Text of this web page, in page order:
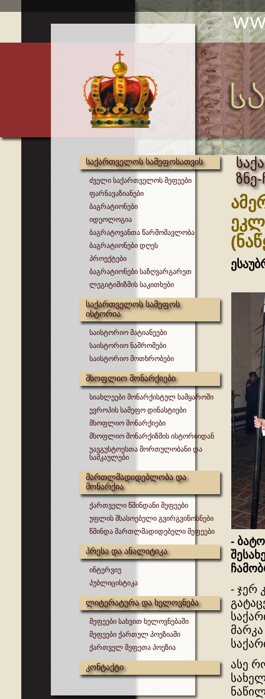
საქართველოს სამეფოსათვის
ძველი საქართველოს მეფეები
ფარნავაზიანები
ბაგრატიონები
იდეოლოგია
ბაგრატოვანთა წარმომავლობა
ბაგრატიონები დღეს
პროექტები
ბაგრატიონები საზღვარგარეთ
ლეგიტიმიზმის საკითხები
საქართველოს სამეფოს
ისტორია
საისტორიო მატიანეები
საისტორიო ნაშრომები
საისტორიო მოთხრობები
მსოფლიო მონარქიები
სიახლეები მონარქისტულ სამყაროში
ევროპის სამეფო დინასტიები
მსოფლიო მონარქიები
მსოფლიო მონარქიზმის ისტორიიდან
უავგუსტოესთა მორთულობანი და
სამკაულები
მართლმადიდებლობა და
მონარქია
ქართველი წმინდანი მეფეები
უფლის მსასოებელი გვირგვინოსნები
წმინდა მართლმადიდებელი მეფეები
პრესა და ანალიტიკა
ინტერვიუ
პუბლიცისტიკა
ლიტერატურა და ხელოვნება
მეფეები სახვით ხელოვნებაში
მეფეები ქართულ პოეზიაში
ქართველ მეფეთა პოეზია
კონტაქტი
-
- ჯერ
ასე